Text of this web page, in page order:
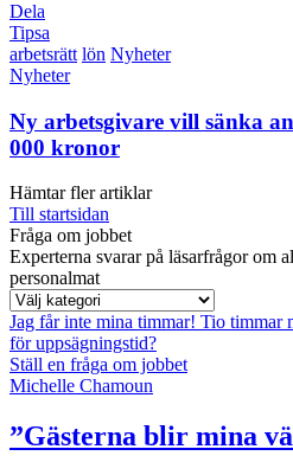
Dela
Tipsa
arbetsrätt lön Nyheter
Nyheter
Ny arbetsgivare vill sänka
000 kronor
Hämtar fler artiklar
Till startsidan
Fråga om jobbet
Experterna svarar på läsarfrågor om
personalmat
Jag får inte mina timmar! Tio timmar
för uppsägningstid?
Ställ en fråga om jobbet
Michelle Chamoun
”Gästerna blir mina